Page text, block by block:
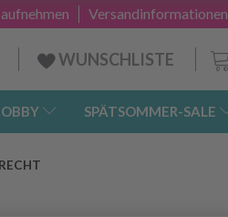
Versandinformationen
WUNSCHLISTE
SPÄTSOMMER-SALE